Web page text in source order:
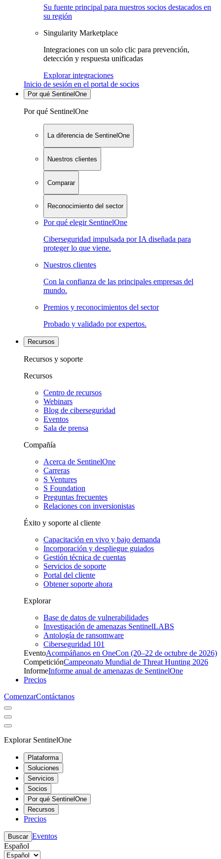
Su fuente principal para nuestros socios destacados en
su región
Singularity Marketplace
Integraciones con un solo clic para prevención,
detección y respuesta unificadas
Explorar integraciones
Inicio de sesión en el portal de socios
Por qué SentinelOne
Por qué SentinelOne
La diferencia de SentinelOne
Nuestros clientes
Comparar
Reconocimiento del sector
Por qué elegir SentinelOne
Ciberseguridad impulsada por IA diseñada para
proteger lo que viene.
Nuestros clientes
Con la confianza de las principales empresas del
mundo.
Premios y reconocimientos del sector
Probado y validado por expertos.
Recursos
Recursos y soporte
Recursos
Centro de recursos
Webinars
Blog de ciberseguridad
Eventos
Sala de prensa
Compañía
Acerca de SentinelOne
Carreras
S Ventures
S Foundation
Preguntas frecuentes
Relaciones con inversionistas
Éxito y soporte al cliente
Capacitación en vivo y bajo demanda
Incorporación y despliegue guiados
Gestión técnica de cuentas
Servicios de soporte
Portal del cliente
Obtener soporte ahora
Explorar
Base de datos de vulnerabilidades
Investigación de amenazas SentinelLABS
Antología de ransomware
Ciberseguridad 101
EventoAcompáñanos en OneCon (20–22 de octubre de 2026)
CompeticiónCampeonato Mundial de Threat Hunting 2026
InformeInforme anual de amenazas de SentinelOne
Precios
ComenzarContáctanos
Explorar SentinelOne
Plataforma
Soluciones
Servicios
Socios
Por qué SentinelOne
Recursos
Precios
Buscar Eventos
Español